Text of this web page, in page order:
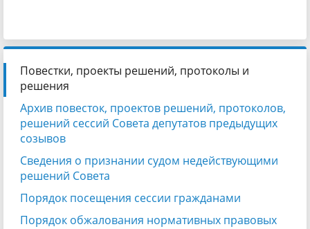
Повестки, проекты решений, протоколы и
решения
Архив повесток, проектов решений, протоколов,
решений сессий Совета депутатов предыдущих
созывов
Сведения о признании судом недействующими
решений Совета
Порядок посещения сессии гражданами
Порядок обжалования нормативных правовых